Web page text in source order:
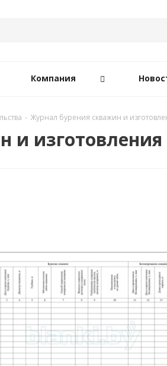
Компания
- Журнал бурения скважин и
и